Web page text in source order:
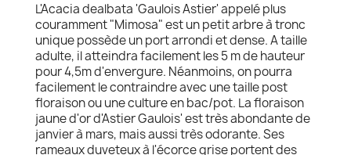
L'Acacia dealbata 'Gaulois Astier' appelé plus
couramment "Mimosa" est un petit arbre à tronc
unique possède un port arrondi et dense. A taille
adulte, il atteindra facilement les 5 m de hauteur
pour 4,5m d'envergure. Néanmoins, on pourra
facilement le contraindre avec une taille post
floraison ou une culture en bac/pot. La floraison
jaune d'or d'Astier Gaulois' est très abondante de
janvier à mars, mais aussi très odorante. Ses
rameaux duveteux à l'écorce grise portent des